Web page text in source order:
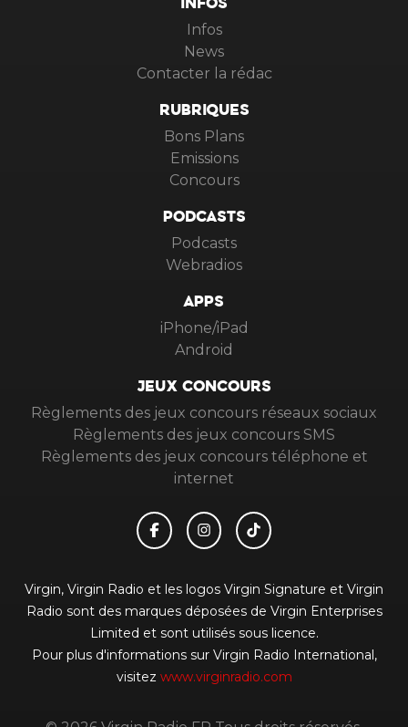
INFOS
Infos
News
Contacter la rédac
RUBRIQUES
Bons Plans
Emissions
Concours
PODCASTS
Podcasts
Webradios
APPS
iPhone/iPad
Android
JEUX CONCOURS
Règlements des jeux concours réseaux sociaux
Règlements des jeux concours SMS
Règlements des jeux concours téléphone et
internet
Virgin, Virgin Radio et les logos Virgin Signature et Virgin
Radio sont des marques déposées de Virgin Enterprises
Limited et sont utilisés sous licence.
Pour plus d'informations sur Virgin Radio International,
visitez www.virginradio.com